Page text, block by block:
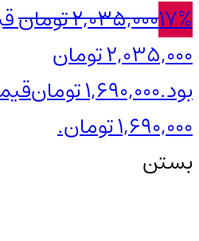
17%
2,035,000تومان
2,035,000 تومان
بود.1,690,000تومان
1,690,000 تومان.
بستن